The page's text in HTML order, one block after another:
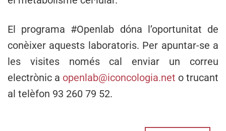
El programa #Openlab dóna l’oportunitat de
conèixer aquests laboratoris. Per apuntar-se a
les visites només cal enviar un correu
electrònic a openlab@iconcologia.net o trucant
al telèfon 93 260 79 52.